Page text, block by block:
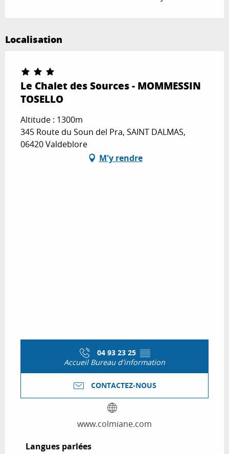
Localisation
Le Chalet des Sources - MOMMESSIN
TOSELLO
Altitude : 1300m
345 Route du Soun del Pra, SAINT DALMAS,
06420 Valdeblore
M'y rendre
04 93 23 25 ▒▒
Accueil Bureau d'information
CONTACTEZ-NOUS
www.colmiane.com
Langues parlées
Langues parlées